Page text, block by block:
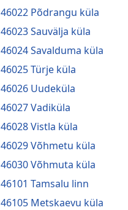
46022 Põdrangu küla
46023 Sauvälja küla
46024 Savalduma küla
46025 Türje küla
46026 Uudeküla
46027 Vadiküla
46028 Vistla küla
46029 Võhmetu küla
46030 Võhmuta küla
46101 Tamsalu linn
46105 Metskaevu küla